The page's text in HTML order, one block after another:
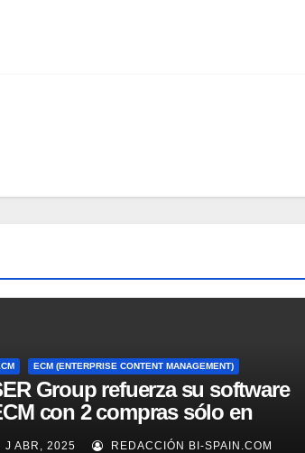
ECM (ENTERPRISE CONTENT MANAGEMENT)
Group refuerza su software
con 2 compras sólo en
J ABR, 2025 REDACCIÓN BI-SPAIN.COM